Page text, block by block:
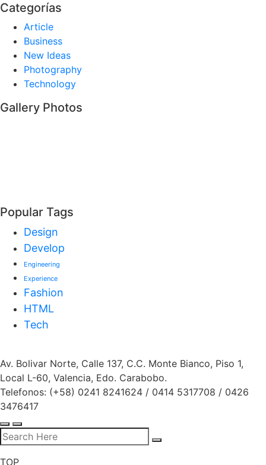
Categorías
Article
Business
New Ideas
Photography
Technology
Gallery Photos
Popular Tags
Design
Develop
Engineering
Experience
Fashion
HTML
Tech
Av. Bolivar Norte, Calle 137, C.C. Monte Bianco, Piso 1,
Local L-60, Valencia, Edo. Carabobo.
Telefonos: (+58) 0241 8241624 / 0414 5317708 / 0426
3476417
TOP